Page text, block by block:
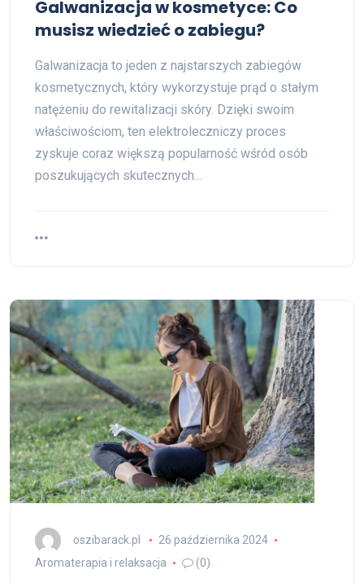
Galwanizacja w kosmetyce: Co
musisz wiedzieć o zabiegu?
Galwanizacja to jeden z najstarszych zabiegów
kosmetycznych, który wykorzystuje prąd o stałym
natężeniu do rewitalizacji skóry. Dzięki swoim
właściwościom, ten elektroleczniczy proces
zyskuje coraz większą popularność wśród osób
poszukujących skutecznych…
oszibarack.pl
26 października 2024
Aromaterapia i relaksacja
(0)